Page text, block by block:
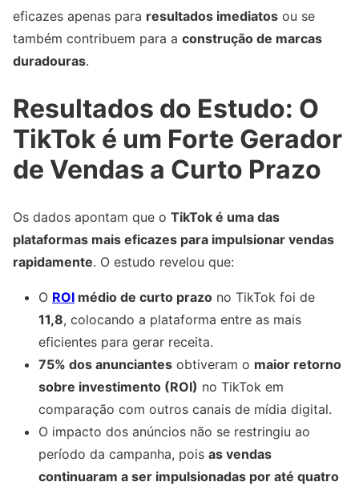
eficazes apenas para resultados imediatos ou se
também contribuem para a construção de marcas
duradouras.
Resultados do Estudo: O
TikTok é um Forte Gerador
de Vendas a Curto Prazo
Os dados apontam que o TikTok é uma das
plataformas mais eficazes para impulsionar vendas
rapidamente. O estudo revelou que:
O ROI médio de curto prazo no TikTok foi de
11,8, colocando a plataforma entre as mais
eficientes para gerar receita.
75% dos anunciantes obtiveram o maior retorno
sobre investimento (ROI) no TikTok em
comparação com outros canais de mídia digital.
O impacto dos anúncios não se restringiu ao
período da campanha, pois as vendas
continuaram a ser impulsionadas por até quatro